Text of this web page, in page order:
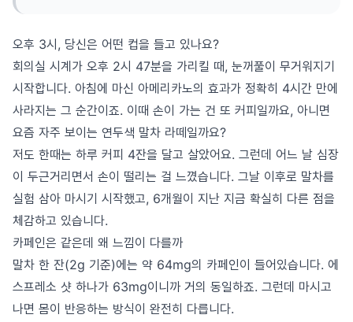
오후 3시, 당신은 어떤 컵을 들고 있나요?
회의실 시계가 오후 2시 47분을 가리킬 때, 눈꺼풀이 무거워지기
시작합니다. 아침에 마신 아메리카노의 효과가 정확히 4시간 만에
사라지는 그 순간이죠. 이때 손이 가는 건 또 커피일까요, 아니면
요즘 자주 보이는 연두색 말차 라떼일까요?
저도 한때는 하루 커피 4잔을 달고 살았어요. 그런데 어느 날 심장
이 두근거리면서 손이 떨리는 걸 느꼈습니다. 그날 이후로 말차를
실험 삼아 마시기 시작했고, 6개월이 지난 지금 확실히 다른 점을
체감하고 있습니다.
카페인은 같은데 왜 느낌이 다를까
말차 한 잔(2g 기준)에는 약 64mg의 카페인이 들어있습니다. 에
스프레소 샷 하나가 63mg이니까 거의 동일하죠. 그런데 마시고
나면 몸이 반응하는 방식이 완전히 다릅니다.